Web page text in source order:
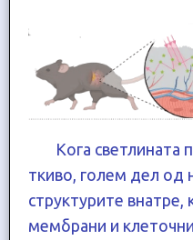
Кога
ткиво, голем дел од
структурите внатре,
мембрани и